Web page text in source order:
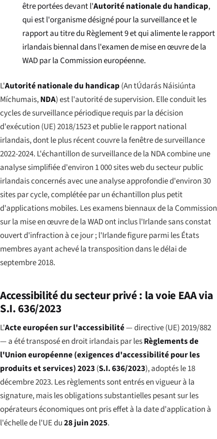
être portées devant l'Autorité nationale du handicap,
qui est l'organisme désigné pour la surveillance et le
rapport au titre du Règlement 9 et qui alimente le rapport
irlandais biennal dans l'examen de mise en œuvre de la
WAD par la Commission européenne.
L'Autorité nationale du handicap (An tÚdarás Náisiúnta
Míchumais,NDA) est l'autorité de supervision. Elle conduit les
cycles de surveillance périodique requis par la décision
d'exécution (UE) 2018/1523 et publie le rapport national
irlandais, dont le plus récent couvre la fenêtre de surveillance
2022-2024. L'échantillon de surveillance de la NDA combine une
analyse simplifiée d'environ 1 000 sites web du secteur public
irlandais concernés avec une analyse approfondie d'environ 30
sites par cycle, complétée par un échantillon plus petit
d'applications mobiles. Les examens biennaux de la Commission
sur la mise en œuvre de la WAD ont inclus l'Irlande sans constat
ouvert d'infraction à ce jour ; l'Irlande figure parmi les États
membres ayant achevé la transposition dans le délai de
septembre 2018.
Accessibilité du secteur privé : la voie EAA via
S.I. 636/2023
L'Acte européen sur l'accessibilité— directive (UE) 2019/882
— a été transposé en droit irlandais par lesRèglements de
l'Union européenne (exigences d'accessibilité pour les
produits et services) 2023 (S.I. 636/2023), adoptés le 18
décembre 2023. Les règlements sont entrés en vigueur à la
signature, mais les obligations substantielles pesant sur les
opérateurs économiques ont pris effet à la date d'application à
l'échelle de l'UE du28 juin 2025.